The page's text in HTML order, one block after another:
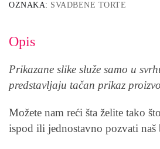
OZNAKA: SVADBENE TORTE
Opis
Prikazane slike služe samo u
predstavljaju tačan prikaz
Možete nam reći šta želite tako
ispod ili jednostavno pozvati naš